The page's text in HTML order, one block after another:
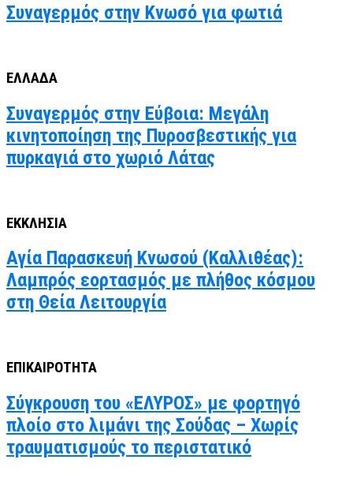
Συναγερμός στην Κνωσό για φωτιά
ΕΛΛΑΔΑ
Συναγερμός στην Εύβοια: Μεγάλη
κινητοποίηση της Πυροσβεστικής για
πυρκαγιά στο χωριό Λάτας
ΕΚΚΛΗΣΙΑ
Αγία Παρασκευή Κνωσού (Καλλιθέας):
Λαμπρός εορτασμός με πλήθος κόσμου
στη Θεία Λειτουργία
ΕΠΙΚΑΙΡΟΤΗΤΑ
Σύγκρουση του «ΕΛΥΡΟΣ» με φορτηγό
πλοίο στο λιμάνι της Σούδας – Χωρίς
τραυματισμούς το περιστατικό